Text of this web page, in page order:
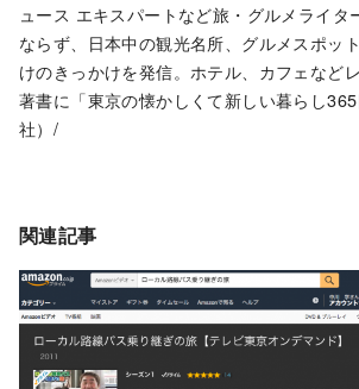
ュース エキスパートなど旅・グルメライタ
ならず、日本中の観光名所、グルメスポッ
けのきっかけを発信。ホテル、カフェなど
著書に「東京の懐かしくて新しい暮らし
社）/
関連記事